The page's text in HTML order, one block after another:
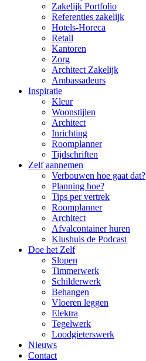
Zakelijk Portfolio
Referenties zakelijk
Hotels-Horeca
Retail
Kantoren
Zorg
Architect Zakelijk
Ambassadeurs
Inspiratie
Kleur
Woonstijlen
Architect
Inrichting
Roomplanner
Tijdschriften
Zelf aannemen
Verbouwen hoe gaat dat?
Planning hoe?
Tips per vertrek
Roomplanner
Architect
Afvalcontainer huren
Klushuis de Podcast
Doe het Zelf
Slopen
Timmerwerk
Schilderwerk
Behangen
Vloeren leggen
Elektra
Tegelwerk
Loodgieterswerk
Nieuws
Contact